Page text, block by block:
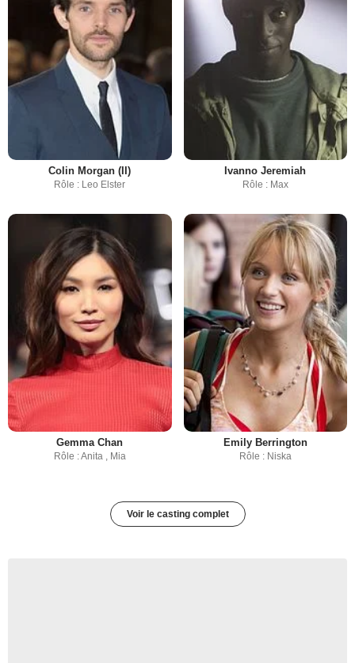
Colin Morgan (II)
Rôle : Leo Elster
Ivanno Jeremiah
Rôle : Max
Gemma Chan
Rôle : Anita , Mia
Emily Berrington
Rôle : Niska
Voir le casting complet